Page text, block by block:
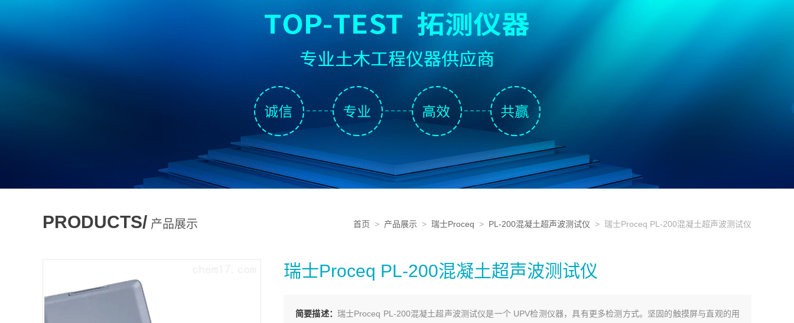
PRODUCTS/ 产品展示 首页 > 产品展示 > 瑞士Proceq > PL-200混凝土超声波测试仪 > 瑞士Proceq PL-200混凝土超声波测试仪
瑞士Proceq PL-200混凝土超声波测试仪
简要描述： 瑞士Proceq PL-200混凝土超声波测试仪是一个 UPV检测仪器，具有更多检测方式。坚固的触摸屏与直观的用